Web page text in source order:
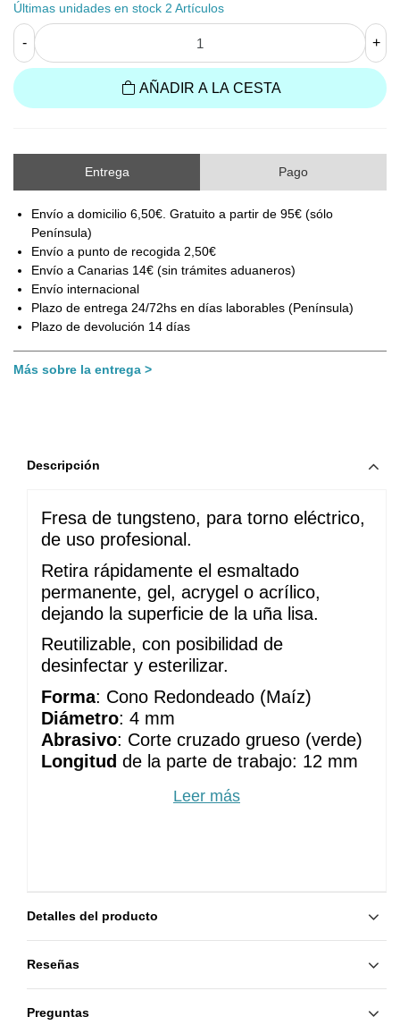
Últimas unidades en stock 2 Artículos
- +
AÑADIR A LA CESTA
Entrega Pago
Envío a domicilio 6,50€. Gratuito a partir de 95€ (sólo
Península)
Envío a punto de recogida 2,50€
Envío a Canarias 14€ (sin trámites aduaneros)
Envío internacional
Plazo de entrega 24/72hs en días laborables (Península)
Plazo de devolución 14 días
Más sobre la entrega
Descripción
Fresa de tungsteno, para torno eléctrico,
de uso profesional.
Retira rápidamente el esmaltado
permanente, gel, acrygel o acrílico,
dejando la superficie de la uña lisa.
Reutilizable, con posibilidad de
desinfectar y esterilizar.
Forma: Cono Redondeado (Maíz)
Diámetro: 4 mm
Abrasivo: Corte cruzado grueso (verde)
Longitud de la parte de trabajo: 12 mm
Kazán, Rusia
Leer más
Detalles del producto
Reseñas
Preguntas